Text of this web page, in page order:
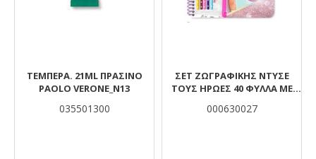
ΤΕΜΠΕΡΑ. 21ML ΠΡΑΣΙΝΟ
PAOLO VERONE_Ν13
035501300
ΣΕΤ ΖΩΓΡΑΦΙΚΉΣ ΝΤΎΣΕ
ΤΟΥΣ ΉΡΩΕΣ 40 ΦΎΛΛΑ ΜΕ
GLAMMY GLOSS 29,5X21ΕΚ
000630027